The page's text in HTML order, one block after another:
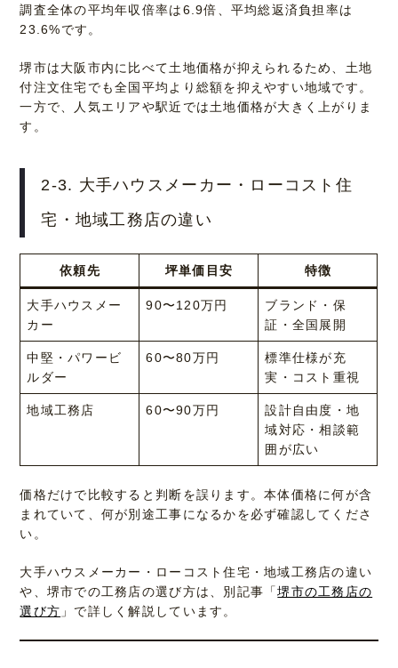
調査全体の平均年収倍率は6.9倍、平均総返済負担率は
23.6%です。
堺市は大阪市内に比べて土地価格が抑えられるため、土地
付注文住宅でも全国平均より総額を抑えやすい地域です。
一方で、人気エリアや駅近では土地価格が大きく上がりま
す。
2-3. 大手ハウスメーカー・ローコスト住
宅・地域工務店の違い
依頼先 坪単価目安 特徴
大手ハウスメー
カー
90〜120万円
ブランド・保
証・全国展開
中堅・パワービ
ルダー
60〜80万円
標準仕様が充
実・コスト重視
地域工務店 60〜90万円
設計自由度・地
域対応・相談範
囲が広い
価格だけで比較すると判断を誤ります。本体価格に何が含
まれていて、何が別途工事になるかを必ず確認してくださ
い。
大手ハウスメーカー・ローコスト住宅・地域工務店の違い
や、堺市での工務店の選び方は、別記事「堺市の工務店の
選び方 」で詳しく解説しています。